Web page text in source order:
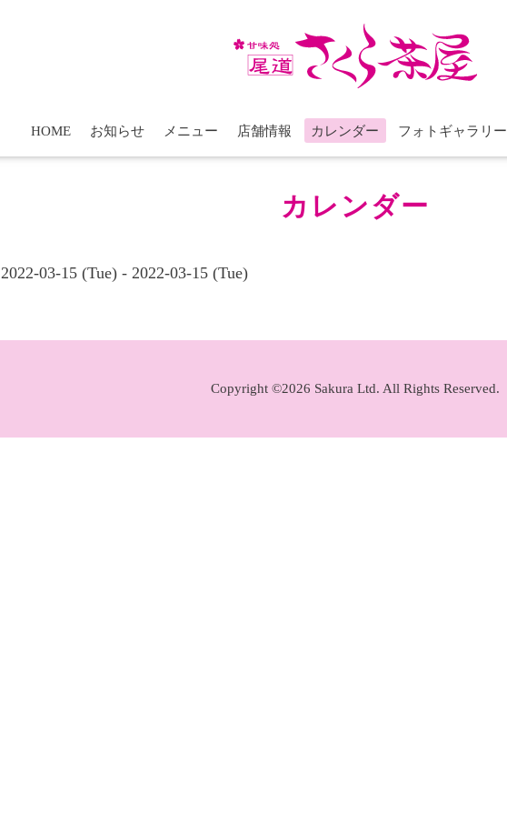
HOME お知らせ メニュー 店舗情報 カレンダー フォトギャラリー
カレンダー
2022-03-15 (Tue) - 2022-03-15 (Tue)
Copyright ©2026 Sakura Ltd. All Rights Reserved.